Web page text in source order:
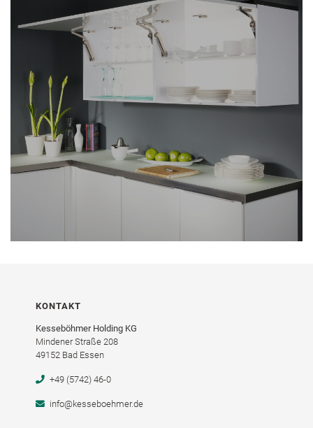
KONTAKT
Kesseböhmer Holding KG
Mindener Straße 208
49152 Bad Essen
+49 (5742) 46-0
info@kesseboehmer.de